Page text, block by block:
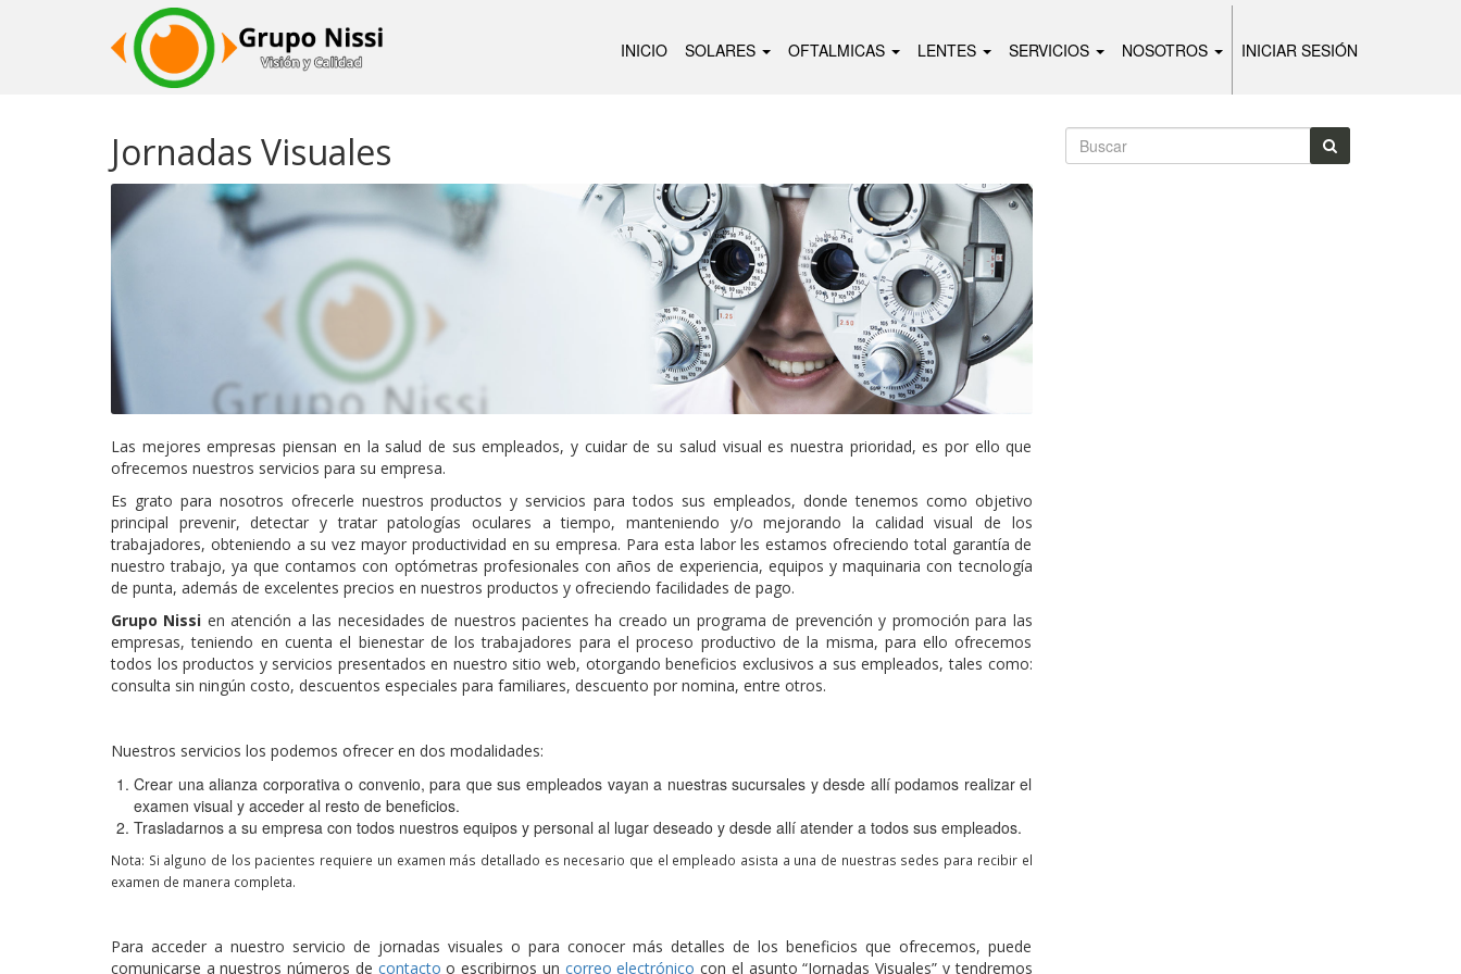
INICIAR SESIÓN
INICIO SOLARES OFTALMICAS LENTES SERVICIOS NOSOTROS
Jornadas Visuales
Las mejores empresas piensan en la salud de sus empleados, y cuidar de su salud visual es nuestra prioridad, es por ello que
ofrecemos nuestros servicios para su empresa.
Es grato para nosotros ofrecerle nuestros productos y servicios para todos sus empleados, donde tenemos como objetivo
principal prevenir, detectar y tratar patologías oculares a tiempo, manteniendo y/o mejorando la calidad visual de los
trabajadores, obteniendo a su vez mayor productividad en su empresa. Para esta labor les estamos ofreciendo total garantía de
nuestro trabajo, ya que contamos con optómetras profesionales con años de experiencia, equipos y maquinaria con tecnología
de punta, además de excelentes precios en nuestros productos y ofreciendo facilidades de pago.
Grupo Nissi en atención a las necesidades de nuestros pacientes ha creado un programa de prevención y promoción para las
empresas, teniendo en cuenta el bienestar de los trabajadores para el proceso productivo de la misma, para ello ofrecemos
todos los productos y servicios presentados en nuestro sitio web, otorgando beneficios exclusivos a sus empleados, tales como:
consulta sin ningún costo, descuentos especiales para familiares, descuento por nomina, entre otros.
Nuestros servicios los podemos ofrecer en dos modalidades:
Crear una alianza corporativa o convenio, para que sus empleados vayan a nuestras sucursales y desde allí podamos realizar el
examen visual y acceder al resto de beneficios.
Trasladarnos a su empresa con todos nuestros equipos y personal al lugar deseado y desde allí atender a todos sus empleados.
Nota: Si alguno de los pacientes requiere un examen más detallado es necesario que el empleado asista a una de nuestras sedes para recibir el
examen de manera completa.
Para acceder a nuestro servicio de jornadas visuales o para conocer más detalles de los beneficios que ofrecemos, puede
comunicarse a nuestros números de contacto o escribirnos un correo electrónico con el asunto “Jornadas Visuales” y tendremos
Buscar
Buscar